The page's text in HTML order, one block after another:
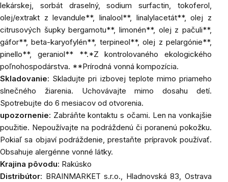
lekárskej, sorbát draselný, sodium surfactin, tokoferol,
olej/extrakt z levandule**, linalool**, linalylacetát**, olej z
citrusových šupky bergamotu**, limonén**, olej z pačuli**,
gáfor**, beta-karyofylén**, terpineol**, olej z pelargónie**,
pinello**, geraniol** **.*Z kontrolovaného ekologického
poľnohospodárstva. **Prírodná vonná kompozícia.
Skladovanie: Skladujte pri izbovej teplote mimo priameho
slnečného žiarenia. Uchovávajte mimo dosahu detí.
Spotrebujte do 6 mesiacov od otvorenia.
upozornenie: Zabráňte kontaktu s očami. Len na vonkajšie
použitie. Nepoužívajte na podráždenú či poranenú pokožku.
Pokiaľ sa objaví podráždenie, prestaňte prípravok používať.
Obsahuje alergénne vonné látky.
Krajina pôvodu: Rakúsko
Distribútor: BRAINMARKET s.r.o., Hladnovská 83, Ostrava